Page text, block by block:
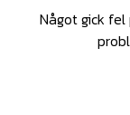
Något gick